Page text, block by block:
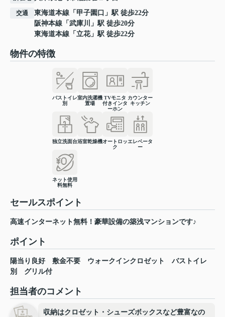
交通 東海道本線 「 甲子園口 」駅 徒歩22分
阪神本線 「 武庫川
」駅 徒歩20分
東海道本線 「 立花」駅 徒歩22分
物件の特徴
バストイレ
別
室内洗濯機
置場
TVモニタ
付きインタ
ーホン
カウンター
キッチン
独立洗面台浴室乾燥機オートロッ
ク
エレベータ
ー
ネット使用
料無料
セールスポイント
高速インターネット無料！豪華設備の築浅マンションです♪
ポイント
陽当り良好 敷金不要 ウォークインクロゼット
バストイレ
別
グリル付
担当者のコメント
収納はクロゼット・シューズボックスなど豊富なの